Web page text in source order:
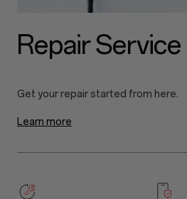
Repair Service
Learn more